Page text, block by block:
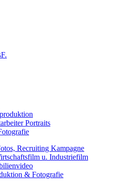
Portraits
Recruiting Kampagne
u. Industriefilm
& Fotografie